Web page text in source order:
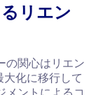
リエン
の関心はリエン
化に移行して